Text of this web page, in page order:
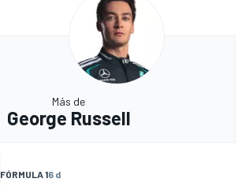
Más de
George Russell
FÓRMULA 16 d